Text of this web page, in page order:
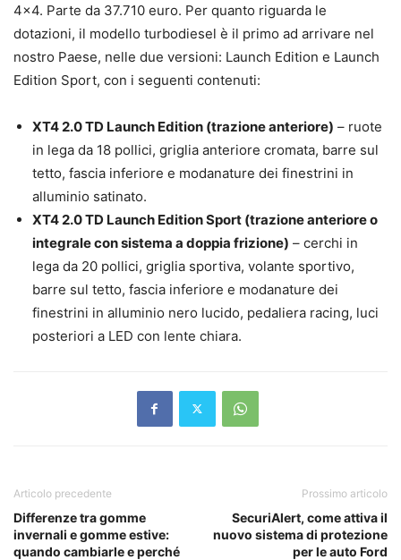
4×4. Parte da 37.710 euro. Per quanto riguarda le
dotazioni, il modello turbodiesel è il primo ad arrivare nel
nostro Paese, nelle due versioni: Launch Edition e Launch
Edition Sport, con i seguenti contenuti:
XT4 2.0 TD Launch Edition (trazione anteriore) – ruote
in lega da 18 pollici, griglia anteriore cromata, barre sul
tetto, fascia inferiore e modanature dei finestrini in
alluminio satinato.
XT4 2.0 TD Launch Edition Sport (trazione anteriore o
integrale con sistema a doppia frizione) – cerchi in
lega da 20 pollici, griglia sportiva, volante sportivo,
barre sul tetto, fascia inferiore e modanature dei
finestrini in alluminio nero lucido, pedaliera racing, luci
posteriori a LED con lente chiara.
Articolo precedente
Differenze tra gomme
invernali e gomme estive:
quando cambiarle e perché
Prossimo articolo
SecuriAlert, come attiva il
nuovo sistema di protezione
per le auto Ford